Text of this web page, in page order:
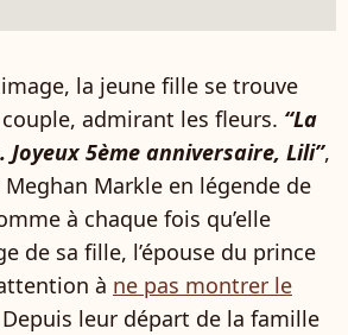
la jeune fille se trouve
admirant les fleurs. “La
Joyeux 5ème anniversaire, Lili”,
Markle en légende de
à chaque fois qu’elle
de sa fille, l’épouse du prince
à ne pas montrer le
Depuis leur départ de la famille